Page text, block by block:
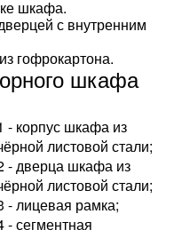
шкафа.
с внутренним
гофрокартона.
шкафа
- корпус шкафа из
листовой стали;
- дверца шкафа из
листовой стали;
- лицевая рамка;
- сегментная